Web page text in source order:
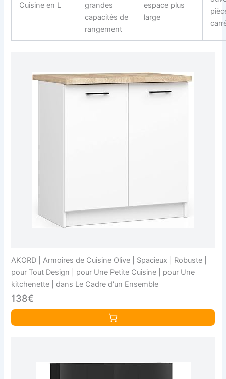
Cuisine en L
grandes
capacités de
rangement
espace plus
large
AKORD | Armoires de Cuisine Olive | Spacieux | Robuste |
pour Tout Design | pour Une Petite Cuisine | pour Une
kitchenette | dans Le Cadre d'un Ensemble
138€